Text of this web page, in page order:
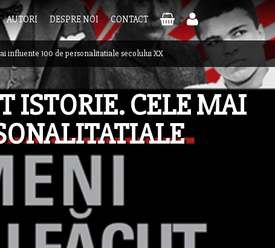
AUTORI DESPRE NOI CONTACT
influente 100 de personalitatiale secolului XX
ISTORIE. CELE MAI